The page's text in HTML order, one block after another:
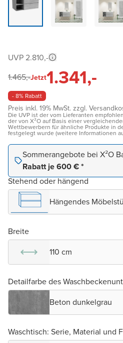
UVP 2.810,-
1.465,-Jetzt1.341,-
- 8% Rabatt
Preis inkl. 19% MwSt. zzgl.
Die UVP ist der vom Lieferanten
der von X²O auf Basis einer
Wettbewerbern für ähnliche Produkte in
festgelegt wurde (weitere Informationen
Sommerangebote bei X²O
Rabatt je 600 € *
Stehend oder hängend
Hängendes
Breite
110 cm
Detailfarbe des
Beton dunkelgrau
Waschtisch: Serie, Material und